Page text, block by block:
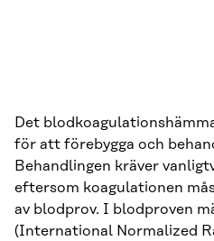
Det
för att förebygga och
Behandlingen kräver
eftersom koagulationen
av blodprov. I blodproven
(International Normalized